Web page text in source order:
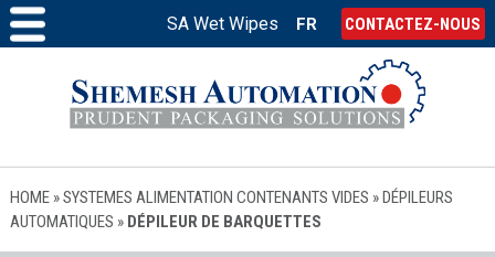
SA Wet Wipes FR CONTACTEZ-NOUS
HOME»SYSTEMES ALIMENTATION CONTENANTS VIDES »DÉPILEURS
AUTOMATIQUES » DÉPILEUR DE BARQUETTES